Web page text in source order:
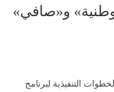
و«صافي»
التنفيذية لبرنامج